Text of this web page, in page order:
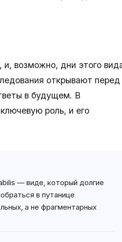
возможно, дни этого
открывают перед
в будущем. В
роль, и его
— виде, который долгие
в путанице
а не фрагментарных